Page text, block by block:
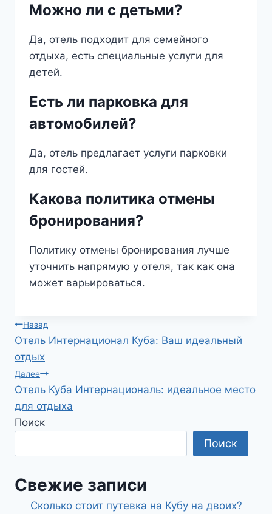
Можно ли с детьми?
Да, отель подходит для семейного
отдыха, есть специальные услуги для
детей.
Есть ли парковка для
автомобилей?
Да, отель предлагает услуги парковки
для гостей.
Какова политика отмены
бронирования?
Политику отмены бронирования лучше
уточнить напрямую у отеля, так как она
может варьироваться.
Навигация
по
записям
Назад
Отель Интернационал Куба: Ваш идеальный
отдых
Далее
Отель Куба Интернациональ: идеальное место
для отдыха
Поиск
Поиск
Свежие записи
Сколько стоит путевка на Кубу на двоих?